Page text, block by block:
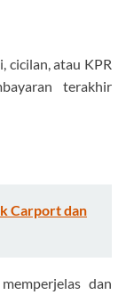
cicilan, atau KPR
terakhir
Carport dan
dan